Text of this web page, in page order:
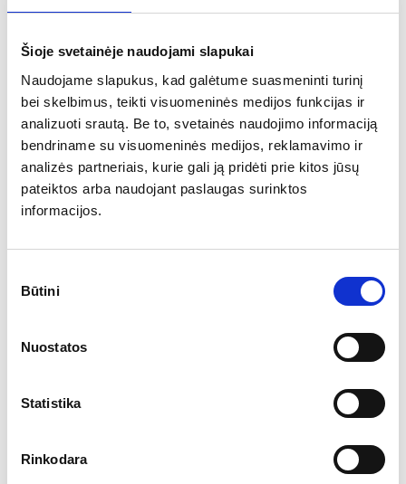
Šioje svetainėje naudojami slapukai
Naudojame slapukus, kad galėtume suasmeninti turinį
bei skelbimus, teikti visuomeninės medijos funkcijas ir
analizuoti srautą. Be to, svetainės naudojimo informaciją
bendriname su visuomeninės medijos, reklamavimo ir
analizės partneriais, kurie gali ją pridėti prie kitos jūsų
pateiktos arba naudojant paslaugas surinktos
informacijos.
pasirinkimas
Būtini
Nuostatos
Statistika
Rinkodara
Arkinė scena AS64